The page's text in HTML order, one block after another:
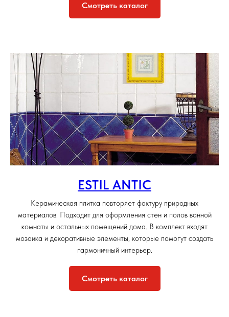
Смотреть каталог
ESTIL ANTIC
Керамическая плитка повторяет фактуру природных
материалов. Подходит для оформления стен и полов ванной
комнаты и остальных помещений дома. В комплект входят
мозаика и декоративные элементы, которые помогут создать
гармоничный интерьер.
Смотреть каталог